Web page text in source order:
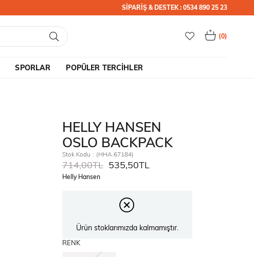
SİPARİŞ & DESTEK : 0534 890 25 23
0
SPORLAR POPÜLER TERCİHLER
HELLY HANSEN
OSLO BACKPACK
Stok Kodu (HHA.67184)
714,00TL 535,50TL
Helly Hansen
Ürün stoklarımızda kalmamıştır.
RENK